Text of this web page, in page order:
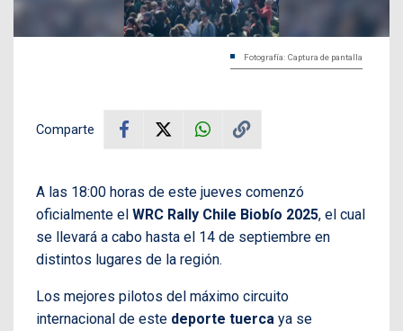
Fotografía: Captura de pantalla
Comparte
A las 18:00 horas de este jueves comenzó
oficialmente el WRC Rally Chile Biobío 2025, el cual
se llevará a cabo hasta el 14 de septiembre en
distintos lugares de la región.
Los mejores pilotos del máximo circuito
internacional de este deporte tuerca ya se